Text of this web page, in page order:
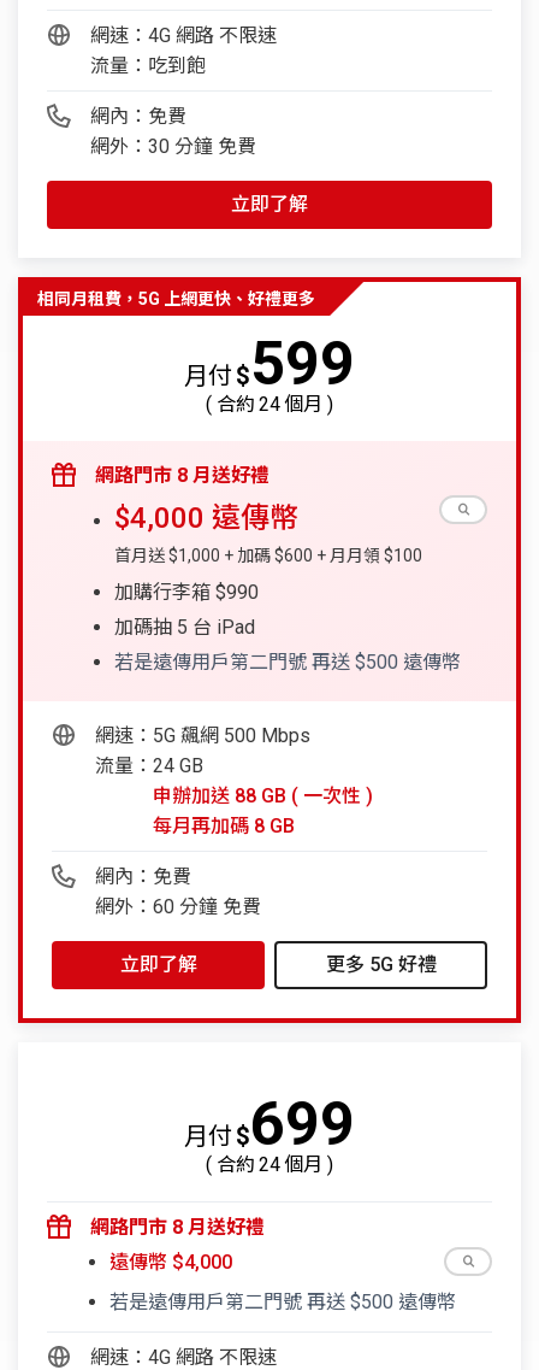
網速：4G 網路 不限速
流量：吃到飽
網內：免費
網外：30 分鐘 免費
立即了解
相同月租費，5G 上網更快、好禮更多
月付 $599
( 合約 24個月 )
網路門市 8 月送好禮
$4,000 遠傳幣
首月送 $1,000 + 加碼 $600 + 月月領 $100
加購行李箱 $990
加碼抽 5 台 iPad
若是遠傳用戶第二門號 再送 $500 遠傳幣
網速：5G 飆網 500 Mbps
流量：24 GB
申辦加送 88 GB ( 一次性 )
每月再加碼 8 GB
網內：免費
網外：60 分鐘 免費
立即了解 更多 5G 好禮
月付 $699
( 合約 24個月 )
網路門市 8 月送好禮
遠傳幣 $4,000
若是遠傳用戶第二門號 再送 $500 遠傳幣
網速：4G 網路 不限速